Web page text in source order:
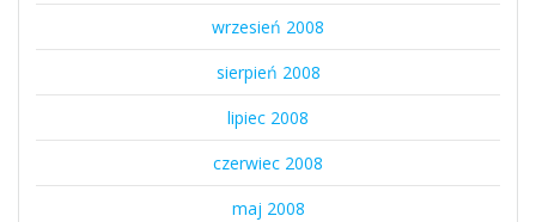
wrzesień 2008
sierpień 2008
lipiec 2008
czerwiec 2008
maj 2008